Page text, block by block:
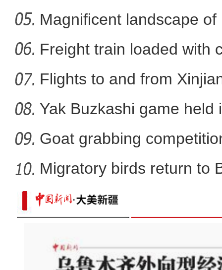
玉石上的珐
新疆首次发现彩鹮
Nal
Magnificent landscape
La
Freight train loaded with
Flights to and from
Yak Buzkashi game held
Goat grabbing
Migratory birds return to